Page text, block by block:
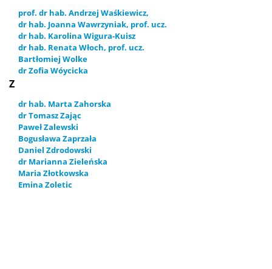
prof. dr hab. Andrzej Waśkiewicz,
dr hab. Joanna Wawrzyniak, prof. ucz.
dr hab. Karolina Wigura-Kuisz
dr hab. Renata Włoch, prof. ucz.
Bartłomiej Wolke
dr Zofia Wóycicka
Z
dr hab. Marta Zahorska
dr Tomasz Zając
Paweł Zalewski
Bogusława Zaprzała
Daniel Zdrodowski
dr Marianna Zieleńska
Maria Złotkowska
Emina Zoletic